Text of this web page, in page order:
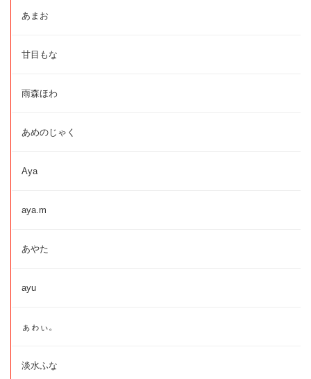
あまお
甘目もな
雨森ほわ
あめのじゃく
Aya
aya.m
あやた
ayu
ぁゎぃ。
淡水ふな